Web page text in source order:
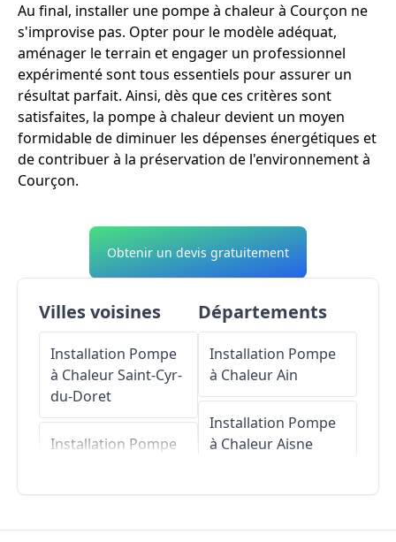
Au final, installer une pompe à chaleur à Courçon ne
s'improvise pas. Opter pour le modèle adéquat,
aménager le terrain et engager un professionnel
expérimenté sont tous essentiels pour assurer un
résultat parfait. Ainsi, dès que ces critères sont
satisfaites, la pompe à chaleur devient un moyen
formidable de diminuer les dépenses énergétiques et
de contribuer à la préservation de l'environnement à
Courçon.
Obtenir un devis gratuitement
Villes voisines
Installation Pompe
à ChaleurSaint-Cyr-
du-Doret
Installation Pompe
à ChaleurLa Grève-
Départements
Installation Pompe
à ChaleurAin
Installation Pompe
à ChaleurAisne
Installation Pompe